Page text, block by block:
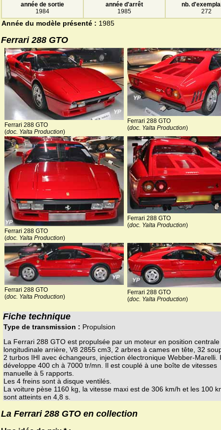
année de sortie
1984
année d'arrêt
1985
nb.
272
Année du modèle présenté : 1985
Ferrari 288 GTO
Ferrari 288 GTO
(doc. Yalta Production)
Ferrari 288 GTO
(doc. Yalta Production)
Ferrari 288 GTO
(doc. Yalta Production)
Ferrari 288 GTO
(doc. Yalta Production)
Ferrari 288 GTO
(doc. Yalta Production)
Ferrari 288 GTO
(doc. Yalta Production)
Fiche technique
Type de transmission : Propulsion
La Ferrari 288 GTO est propulsée par un moteur en position centrale
longitudinale arrière, V8 2855 cm3, 2 arbres à cames en tête, 32
2 turbos IHI avec échangeurs, injection électronique Webber-Marelli.
développe 400 ch à 7000 tr/mn. Il est couplé à une boîte de vitesses
manuelle à 5 rapports.
Les 4 freins sont à disque ventilés.
La voiture pèse 1160 kg, la vitesse maxi est de 306 km/h et les 100
sont atteints en 4,8 s.
La Ferrari 288 GTO en collection